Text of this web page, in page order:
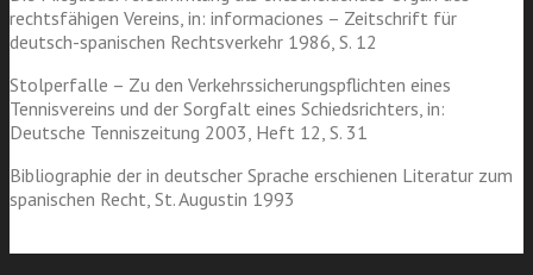
rechtsfähigen Vereins, in: informaciones – Zeitschrift für
deutsch-spanischen Rechtsverkehr 1986, S. 12
Stolperfalle – Zu den Verkehrssicherungspflichten eines
Tennisvereins und der Sorgfalt eines Schiedsrichters, in:
Deutsche Tenniszeitung 2003, Heft 12, S. 31
Bibliographie der in deutscher Sprache erschienen Literatur zum
spanischen Recht, St. Augustin 1993